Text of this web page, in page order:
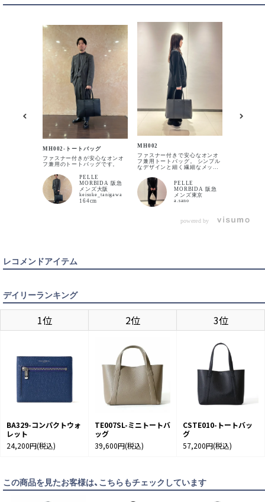
BLACK
入荷待ち 入荷お知らせ
BROWN
入荷お知らせ
CHARCOAL GRAY
入荷待ち 入荷お知らせ
SAX カートに入れる
MH002-トートバッグ
ファスナー付きが安心なオンオ
フ兼用のトートバッグです。
PELLE
MORBIDA 阪急
メンズ大阪
keisuke_tanigawa
164cm
MH002
ファスナー付きで安心なオンオ
フ兼用トートバッグ。 シンプル
なデザインと細く繊細なメッシ
なので、ユニセックスでご使用
いただけます。PELLE
MORBIDA 阪急
メンズ東京
a.sano
らもOK！
powered by
レコメンドアイテム
デイリーランキング
1位 2位 3位
BA329-コンパクトウォ
レット
24,200円(税込)
TE007SL-ミニトートバ
ッグ
39,600円(税込)
CSTE010-トートバッ
グ
57,200円(税込)
この商品を見たお客様は、こちらもチェックしています